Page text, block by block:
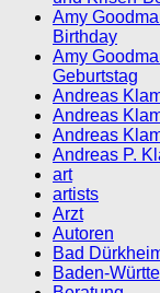
Amy
Birthday
Amy
Geburtstag
Andreas
Andreas
Andreas
Andreas P.
art
artists
Arzt
Autoren
Bad
Baden-